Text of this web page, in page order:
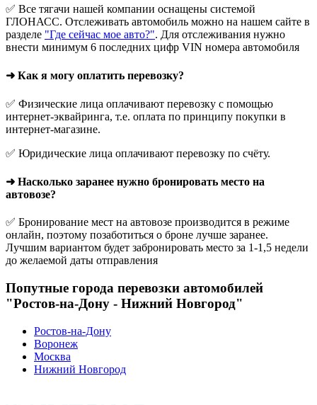
✅ Все тягачи нашей компании оснащены системой
ГЛОНАСС. Отслеживать автомобиль можно на нашем сайте в
разделе "Где сейчас мое авто?". Для отслеживания нужно
внести минимум 6 последних цифр VIN номера автомобиля
➜ Как я могу оплатить перевозку?
✅ Физические лица оплачивают перевозку с помощью
интернет-эквайринга, т.е. оплата по принципу покупки в
интернет-магазине.
✅ Юридические лица оплачивают перевозку по счёту.
➜ Насколько заранее нужно бронировать место на
автовозе?
✅ Бронирование мест на автовозе производится в режиме
онлайн, поэтому позаботиться о броне лучше заранее.
Лучшим вариантом будет забронировать место за 1-1,5 недели
до желаемой даты отправления
Попутные города перевозки автомобилей
"Ростов-на-Дону - Нижний Новгород"
Ростов-на-Дону
Воронеж
Москва
Нижний Новгород